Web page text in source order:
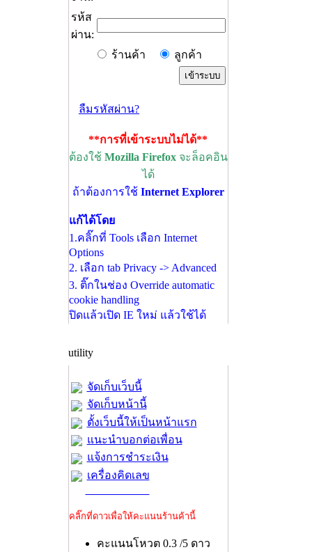
รห้ส
ผ่าน:
ร้านค้า
ลูกค้า
ลืมรหัสผ่าน?
**การที่เข้าระบบไม่ได้**
ต้องใช้ Mozilla Firefoxจะล็อคอิน
ได้
ถ้าต้องการใช้ Internet Explorer
แก้ได้โดย
1.คลิ๊กที่ Tools เลือก Internet
Options
2. เลือก tab Privacy -> Advanced
3. ติ๊กในช่อง Override automatic
cookie handling
ปิดแล้วเปิด IE ใหม่ แล้วใช้ได้
utility
จัดเก็บเว็บนี้
จัดเก็บหน้านี้
ตั้งเว็บนี้ให้เป็นหน้าแรก
แนะนำบอกต่อเพื่อน
แจ้งการชำระเงิน
เครื่องคิดเลข
คลิ๊กที่ดาวเพื่อให้คะแนนร้านค้านี้
คะแนนโหวต 0.3 /5 ดาว